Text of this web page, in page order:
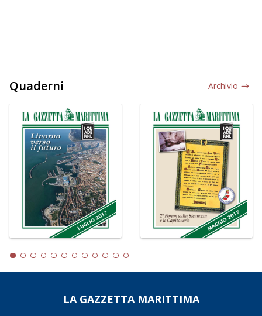
Quaderni Archivio
LA GAZZETTA MARITTIMA